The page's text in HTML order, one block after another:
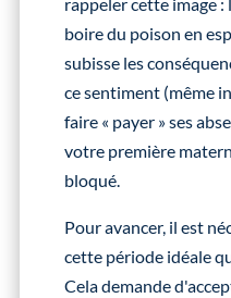
rappeler cette image
boire du poison en
subisse les
ce sentiment (même
faire « payer » ses
votre première
bloqué.
Pour avancer, il est
cette période idéale
Cela demande